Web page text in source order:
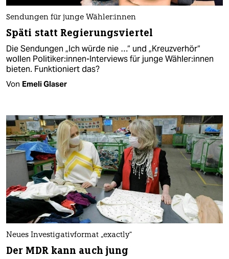
Sendungen für junge Wäh­le­r:in­nen
Späti statt Regierungsviertel
Die Sendungen „Ich würde nie …“ und „Kreuzverhör“
wollen Politiker:innen-Interviews für junge Wäh­le­r:in­nen
bieten. Funktioniert das?
Von Emeli Glaser
Neues Investigativformat „exactly“
Der MDR kann auch jung